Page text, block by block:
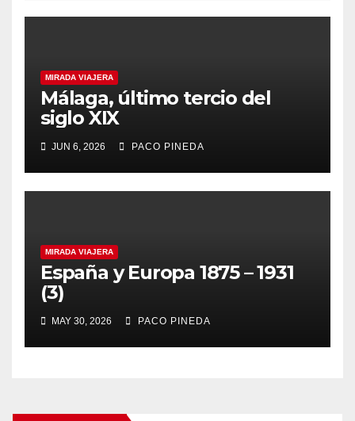
MIRADA VIAJERA
Málaga, último tercio del
siglo XIX
JUN 6, 2026 PACO PINEDA
MIRADA VIAJERA
España y Europa 1875 – 1931
(3)
MAY 30, 2026 PACO PINEDA